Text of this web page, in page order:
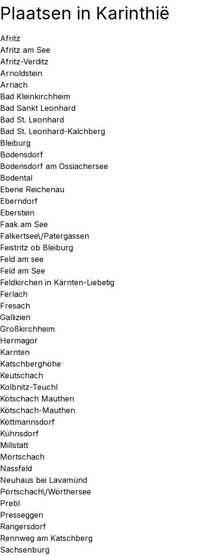
Plaatsen in Karinthië
Afritz
Afritz am See
Afritz-Verditz
Arnoldstein
Arriach
Bad Kleinkirchheim
Bad Sankt Leonhard
Bad St. Leonhard
Bad St. Leonhard-Kalchberg
Bleiburg
Bodensdorf
Bodensdorf am Ossiachersee
Bodental
Ebene Reichenau
Eberndorf
Eberstein
Faak am See
Falkertsee\/Patergassen
Feistritz ob Bleiburg
Feld am see
Feld am See
Feldkirchen in Kärnten-Liebetig
Ferlach
Fresach
Gallizien
Großkirchheim
Hermagor
Karnten
Katschberghöhe
Keutschach
Kolbnitz-Teuchl
Kötschach Mauthen
Kötschach-Mauthen
Köttmannsdorf
Kühnsdorf
Millstatt
Mörtschach
Nassfeld
Neuhaus bei Lavamünd
Pörtschach\/Wörthersee
Prebl
Presseggen
Rangersdorf
Rennweg am Katschberg
Sachsenburg